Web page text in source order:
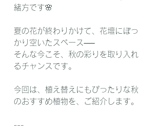
緒方です🌸
夏の花が終わりかけて、花壇にぽっ
かり空いたスペース──
そんな今こそ、秋の彩りを取り入れ
るチャンスです。
今回は、植え替えにもぴったりな秋
のおすすめ植物を、ご紹介します。
---